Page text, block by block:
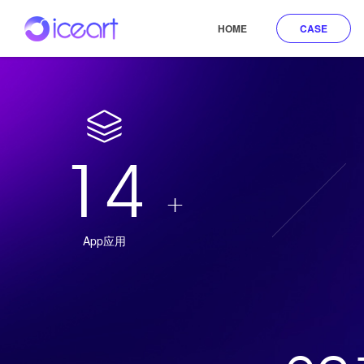
HOME CASE
14 +
App应用